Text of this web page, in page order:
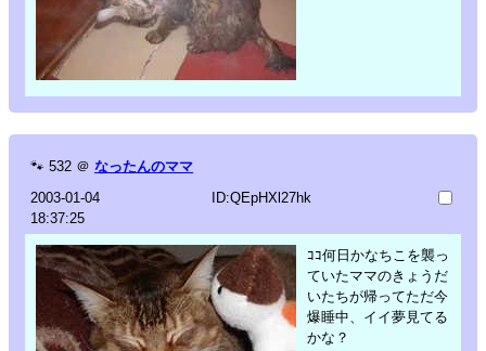
🐾 532 ＠ なったんのママ
2003-01-04
18:37:25
ID:QEpHXl27hk
ｺｺ何日かなちこを襲っ
ていたママのきょうだ
いたちが帰ってただ今
爆睡中、イイ夢見てる
かな？